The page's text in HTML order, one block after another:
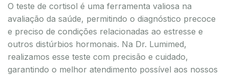
O teste de cortisol é uma ferramenta valiosa na
avaliação da saúde, permitindo o diagnóstico precoce
e preciso de condições relacionadas ao estresse e
outros distúrbios hormonais. Na Dr. Lumimed,
realizamos esse teste com precisão e cuidado,
garantindo o melhor atendimento possível aos nossos